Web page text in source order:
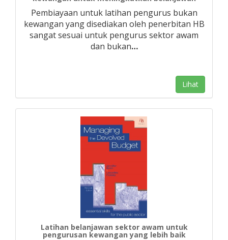
Pembiayaan untuk latihan pengurus bukan
kewangan yang disediakan oleh penerbitan HB
sangat sesuai untuk pengurus sektor awam
dan bukan…
Lihat
Latihan belanjawan sektor awam untuk
pengurusan kewangan yang lebih baik